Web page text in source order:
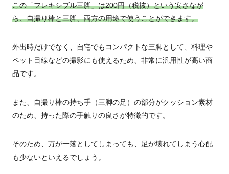
この「フレキシブル三脚」は200円（税抜）という安さなが
ら、自撮り棒と三脚、両方の用途で使うことができます。
外出時だけでなく、自宅でもコンパクトな三脚として、料理や
ペット目線などの撮影にも使えるため、非常に汎用性が高い商
品です。
また、自撮り棒の持ち手（三脚の足）の部分がクッション素材
のため、持った際の手触りの良さが特徴的です。
そのため、万が一落としてしまっても、足が壊れてしまう心配
も少ないといえるでしょう。